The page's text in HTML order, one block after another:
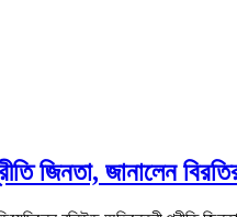
জিনতা, জানালেন